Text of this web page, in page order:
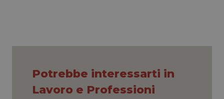
Psoriasi & pelle
Potrebbe interessarti in
Lavoro e Professioni